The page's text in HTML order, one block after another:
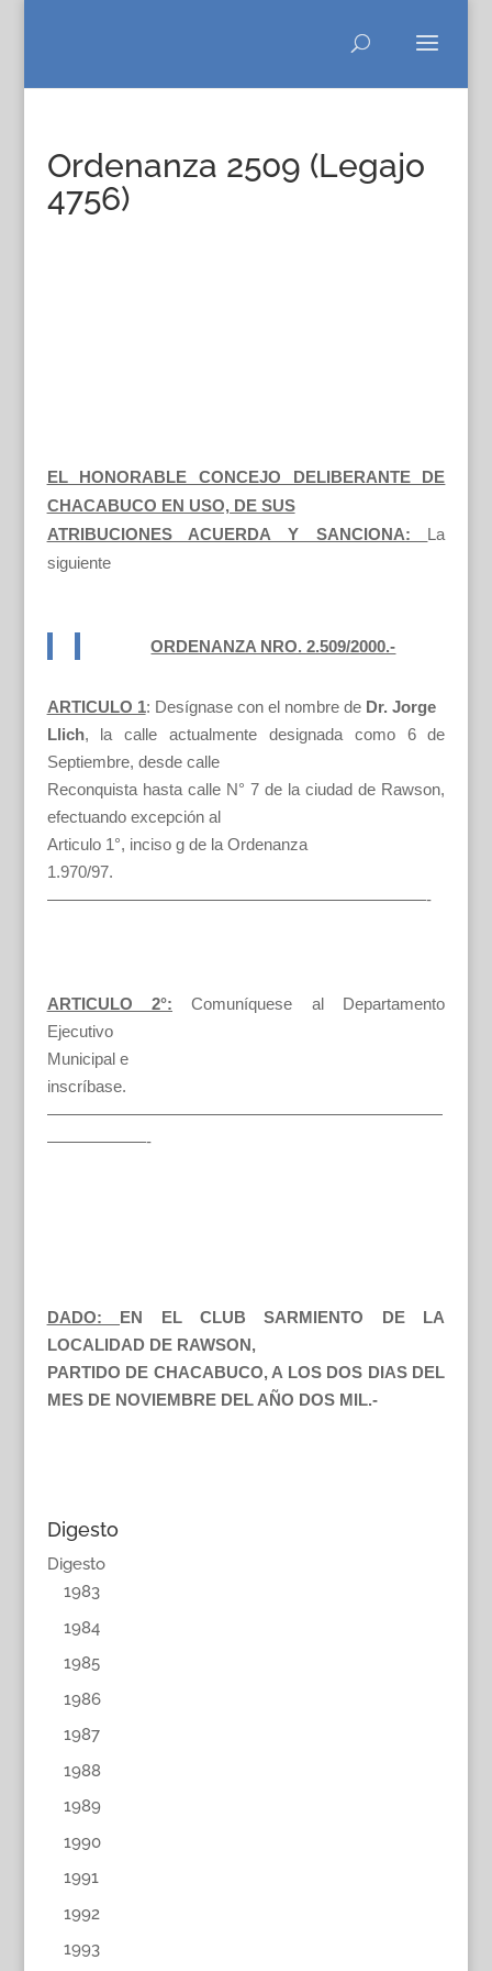
Ordenanza 2509 (Legajo
4756)
EL HONORABLE CONCEJO DELIBERANTE DE
CHACABUCO EN USO, DE SUS
ATRIBUCIONES ACUERDA Y SANCIONA: La
siguiente
ORDENANZA NRO. 2.509/2000.-
ARTICULO 1: Desígnase con el nombre de Dr. Jorge
Llich, la calle actualmente designada como 6 de
Septiembre, desde calle
Reconquista hasta calle N° 7 de la ciudad de Rawson,
efectuando excepción al
Articulo 1°, inciso g de la Ordenanza
1.970/97.
———————————————————————-
ARTICULO 2°: Comuníquese al Departamento
Ejecutivo
Municipal e
inscríbase.
————————————————————————
——————-
DADO: EN EL CLUB SARMIENTO DE LA
LOCALIDAD DE RAWSON,
PARTIDO DE CHACABUCO, A LOS DOS DIAS DEL
MES DE NOVIEMBRE DEL AÑO DOS MIL.-
Digesto
Digesto
1983
1984
1985
1986
1987
1988
1989
1990
1991
1992
1993